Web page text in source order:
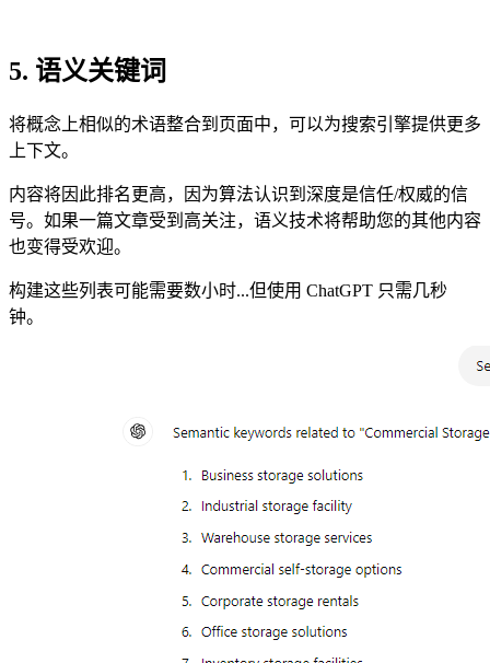
5. 语义关键词
将概念上相似的术语整合到页面中，可以为搜索引擎提供更多
上下文。
内容将因此排名更高，因为算法认识到深度是信任/权威的信
号。如果一篇文章受到高关注，语义技术将帮助您的其他内容
也变得受欢迎。
构建这些列表可能需要数小时...但使用 ChatGPT 只需几秒
钟。